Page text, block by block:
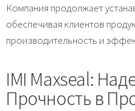
Компания продолжает
обеспечивая клиентов
производительность и
IMI Maxseal:
Прочность в